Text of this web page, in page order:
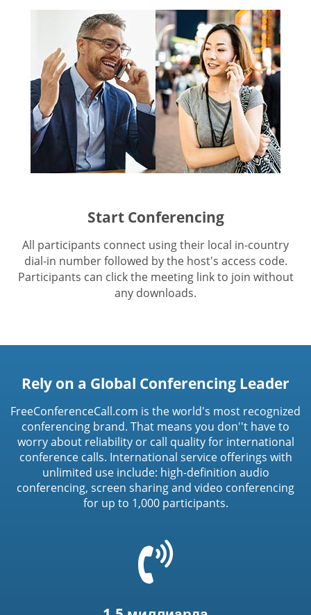
Start Conferencing
All participants connect using their local in-country
dial-in number followed by the host's access code.
Participants can click the meeting link to join without
any downloads.
Rely on a Global Conferencing Leader
FreeConferenceCall.com is the world's most recognized
conferencing brand. That means you don''t have to
worry about reliability or call quality for international
conference calls. International service offerings with
unlimited use include: high-definition audio
conferencing, screen sharing and video conferencing
for up to 1,000 participants.
t('common.phone_icon')